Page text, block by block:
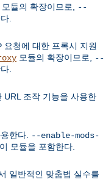
모듈의 확장이므로, --
.
요청에 대한 프록시 지원
모듈의 확장이므로, --
.
URL 조작 기능을 사용한
한다. --enable-mods-
모듈을 포함한다.
일반적인 맞춤법 실수를